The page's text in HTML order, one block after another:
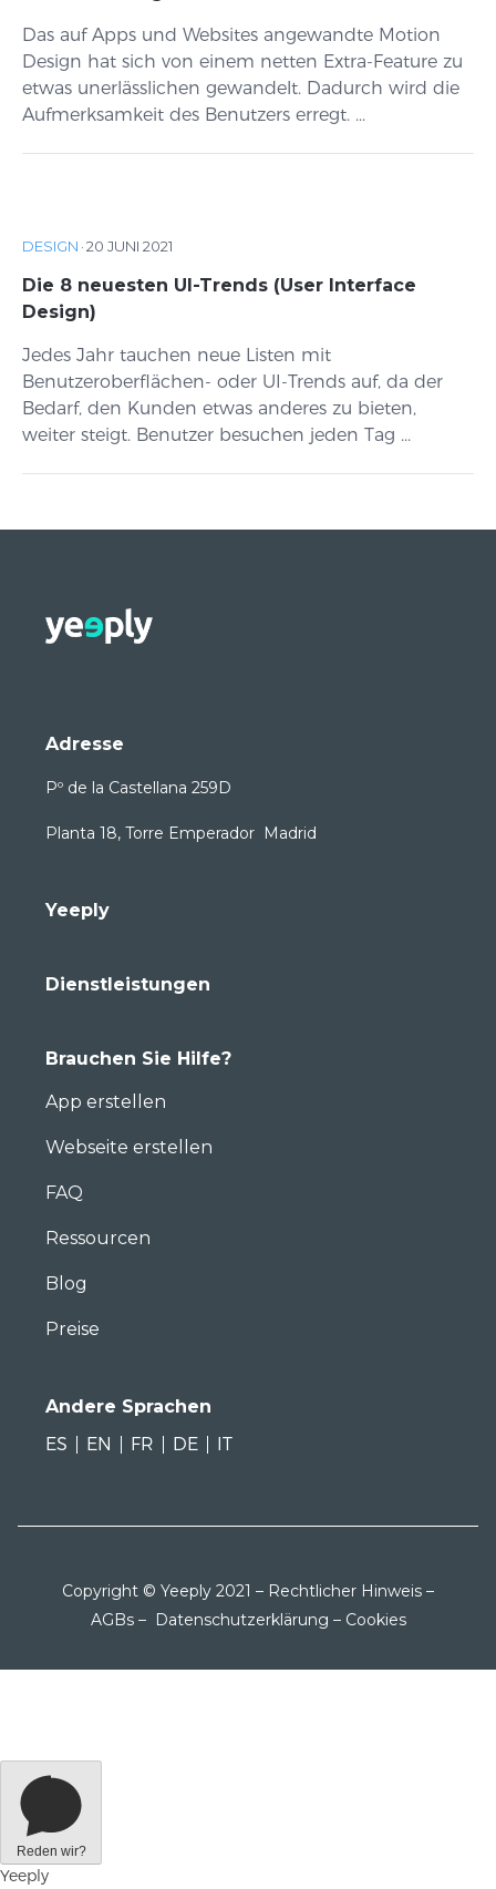
Das auf Apps und Websites angewandte Motion
Design hat sich von einem netten Extra-Feature zu
etwas unerlässlichen gewandelt. Dadurch wird die
Aufmerksamkeit des Benutzers erregt. ...
DESIGN ·20 JUNI 2021
Die 8 neuesten UI-Trends (User Interface
Design)
Jedes Jahr tauchen neue Listen mit
Benutzeroberflächen- oder UI-Trends auf, da der
Bedarf, den Kunden etwas anderes zu bieten,
weiter steigt. Benutzer besuchen jeden Tag ...
Adresse
Pº de la Castellana 259D
Planta 18, Torre Emperador Madrid
Yeeply
Dienstleistungen
Brauchen Sie Hilfe?
App erstellen
Webseite erstellen
FAQ
Ressourcen
Blog
Preise
Andere Sprachen
ES
EN FR DE IT
Copyright © Yeeply 2021 – Rechtlicher Hinweis –
AGBs– Datenschutzerklärung – Cookies
Reden wir?
Yeeply